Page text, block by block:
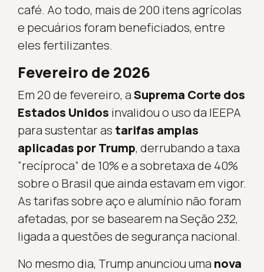
café. Ao todo, mais de 200 itens agrícolas
e pecuários foram beneficiados, entre
eles fertilizantes.
Fevereiro de 2026
Em 20 de fevereiro, aSuprema Corte dos
Estados Unidos invalidou o uso da IEEPA
para sustentar as tarifas amplas
aplicadas por Trump, derrubando a taxa
“recíproca” de 10% e a sobretaxa de 40%
sobre o Brasil que ainda estavam em vigor.
As tarifas sobre aço e alumínio não foram
afetadas, por se basearem na Seção 232,
ligada a questões de segurança nacional.
No mesmo dia, Trump anunciou uma nova